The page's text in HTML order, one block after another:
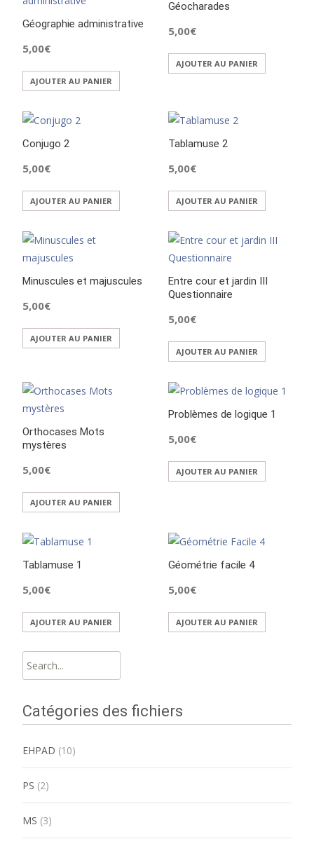
Géographie administrative
5,00€
AJOUTER AU PANIER
Géocharades
3.00
sur 5
5,00€
AJOUTER AU PANIER
Conjugo 2
5,00€
AJOUTER AU PANIER
Tablamuse 2
5,00€
AJOUTER AU PANIER
Minuscules et majuscules
5,00€
AJOUTER AU PANIER
Entre cour et jardin III
Questionnaire
5,00€
AJOUTER AU PANIER
Orthocases Mots
mystères
5,00€
AJOUTER AU PANIER
Problèmes de logique 1
5,00€
AJOUTER AU PANIER
Tablamuse 1
5,00€
AJOUTER AU PANIER
Géométrie facile 4
5,00€
AJOUTER AU PANIER
Search
for:
Catégories des fichiers
EHPAD (10)
PS (2)
MS (3)